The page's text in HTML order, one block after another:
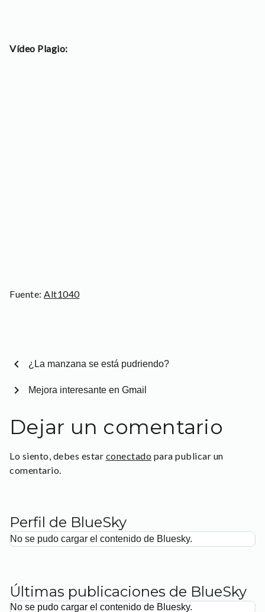
Vídeo Plagio:
Fuente: Alt1040
chevron_left ¿La manzana se está pudriendo?
Mejora interesante en Gmail
chevron_right
Dejar un comentario
Lo siento, debes estar conectado para publicar un
comentario.
Perfil de BlueSky
No se pudo cargar el contenido de Bluesky.
Últimas publicaciones de BlueSky
No se pudo cargar el contenido de Bluesky.